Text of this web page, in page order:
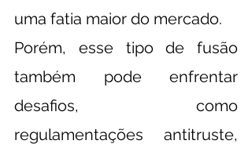
uma fatia maior do mercado.
Porém, esse tipo de fusão
também pode enfrentar
desafios, como
regulamentações antitruste,